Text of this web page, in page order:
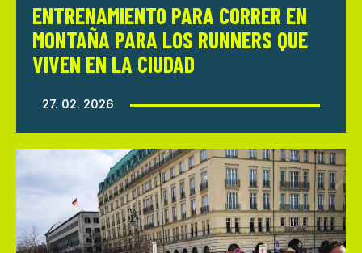
ENTRENAMIENTO PARA CORRER EN
MONTAÑA PARA LOS RUNNERS QUE
VIVEN EN LA CIUDAD
27. 02. 2026